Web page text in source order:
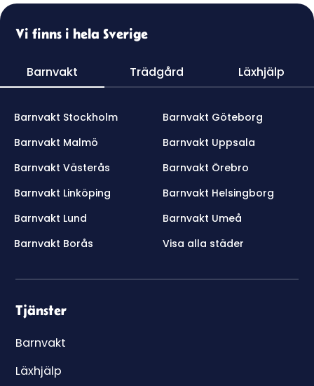
Vi finns i hela Sverige
Barnvakt Trädgård Läxhjälp
Barnvakt Stockholm
Barnvakt Göteborg
Barnvakt Malmö
Barnvakt Uppsala
Barnvakt Västerås
Barnvakt Örebro
Barnvakt Linköping
Barnvakt Helsingborg
Barnvakt Lund
Barnvakt Umeå
Barnvakt Borås
Visa alla städer
Tjänster
Barnvakt
Läxhjälp